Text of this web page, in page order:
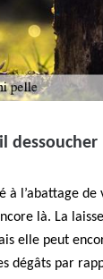
dessoucher
à l’abattage de
là. La
elle peut
dégâts par